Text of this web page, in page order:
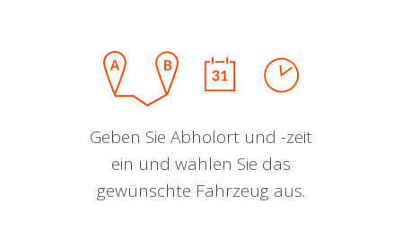
Geben Sie Abholort und -zeit
ein und wählen Sie das
gewünschte Fahrzeug aus.